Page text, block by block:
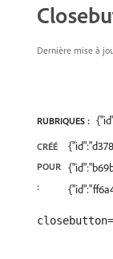
Dernière mise à
RUBRIQUES :
CRÉÉ
POUR
: